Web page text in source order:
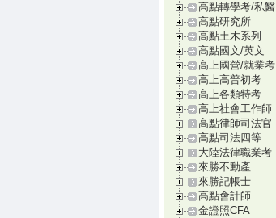
高點轉學考/私醫
高點研究所
高點土木系列
高點國文/英文
高上國營/就業考
高上高普初考
高上各類特考
高上社會工作師
高點律師司法官
高點司法四等
大陸法律職業考
來勝不動產
來勝記帳士
高點會計師
金證照CFA